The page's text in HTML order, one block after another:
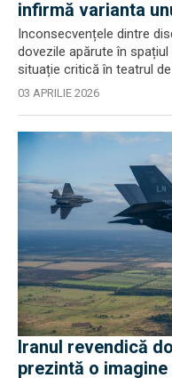
infirmă varianta
Inconsecvențele dintre
dovezile apărute în
situație critică în teatrul
03 APRILIE 2026
Iranul revendică
prezintă o